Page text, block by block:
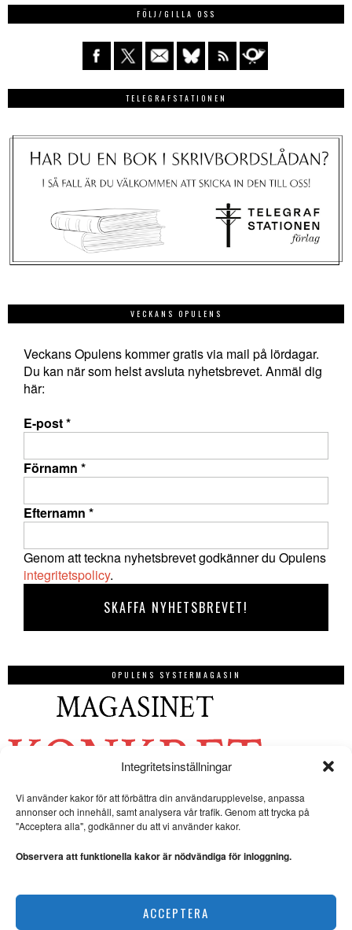
Integritetsinställningar
Vi använder kakor för att förbättra din användarupplevelse, anpassa
annonser och innehåll, samt analysera vår trafik. Genom att trycka på
"Acceptera alla", godkänner du att vi använder kakor.
Observera att funktionella kakor är nödvändiga för inloggning.
ACCEPTERA
FÖLJ/GILLA OSS
TELEGRAFSTATIONEN
VECKANS OPULENS
Veckans Opulens kommer gratis via mail på lördagar.
Du kan när som helst avsluta nyhetsbrevet. Anmäl dig
här:
E-post*
Förnamn *
Efternamn *
Genom att teckna nyhetsbrevet godkänner du Opulens
integritetspolicy.
OPULENS SYSTERMAGASIN